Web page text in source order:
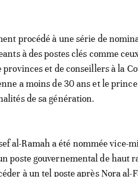
procédé à une série de
à des postes clés comme
et de conseillers à la
a moins de 30 ans et le
de sa génération.
al-Ramah a été nommée vice-
poste gouvernemental de haut
à un tel poste après Nora